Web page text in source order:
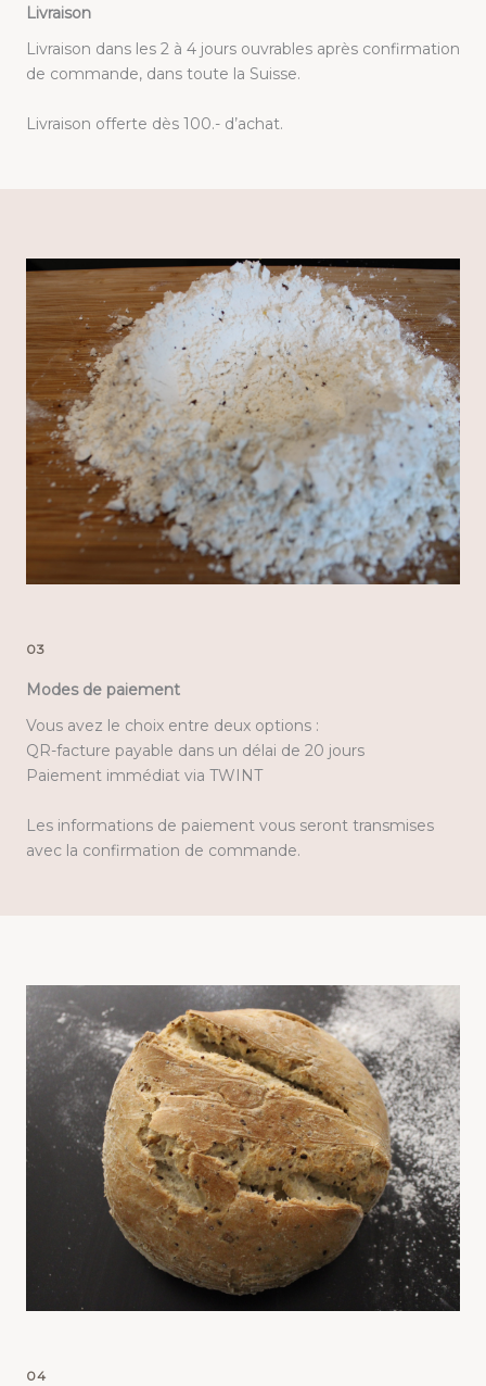
Livraison
Livraison dans les 2 à 4 jours ouvrables après confirmation
de commande, dans toute la Suisse.
Livraison offerte dès 100.- d’achat.
03
Modes de paiement
Vous avez le choix entre deux options :
QR-facture payable dans un délai de 20 jours
Paiement immédiat via TWINT
Les informations de paiement vous seront transmises
avec la confirmation de commande.
04